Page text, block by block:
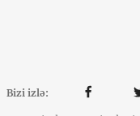
Bizi izlə: